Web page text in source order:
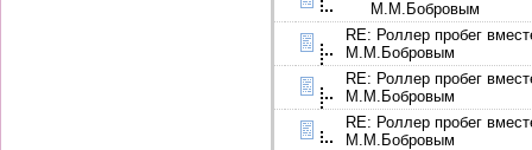
М.М.Бобровым
RE: Роллер пробег
М.М.Бобровым
RE: Роллер пробег
М.М.Бобровым
RE: Роллер пробег
М.М.Бобровым